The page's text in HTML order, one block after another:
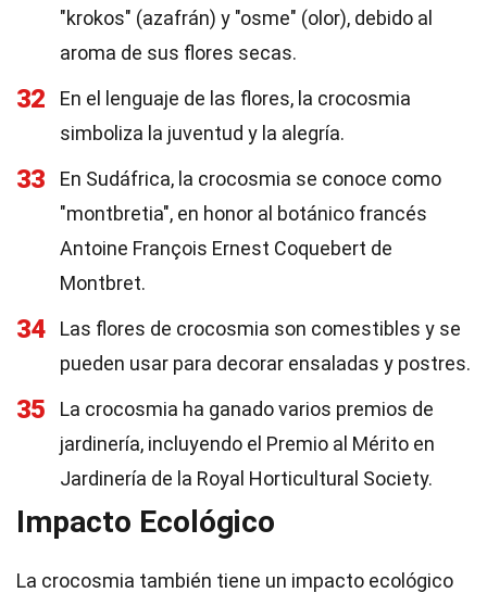
"krokos" (azafrán) y "osme" (olor), debido al
aroma de sus flores secas.
32
En el lenguaje de las flores, la crocosmia
simboliza la juventud y la alegría.
33
En Sudáfrica, la crocosmia se conoce como
"montbretia", en honor al botánico francés
Antoine François Ernest Coquebert de
Montbret.
34
Las flores de crocosmia son comestibles y se
pueden usar para decorar ensaladas y postres.
35
La crocosmia ha ganado varios premios de
jardinería, incluyendo el Premio al Mérito en
Jardinería de la Royal Horticultural Society.
Impacto Ecológico
La crocosmia también tiene un impacto ecológico